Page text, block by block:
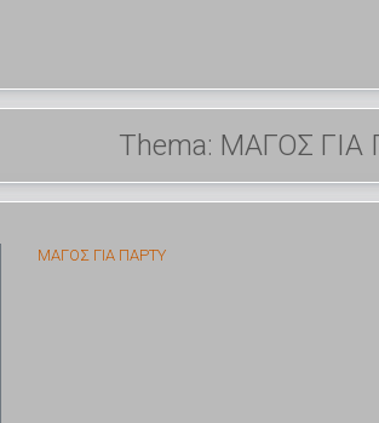
Thema: ΜΑΓΟΣ ΓΙΑ
ΜΑΓΟΣ ΓΙΑ ΠΑΡΤΥ